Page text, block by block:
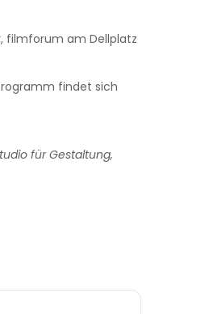
filmforum am Dellplatz
findet sich
für Gestaltung,